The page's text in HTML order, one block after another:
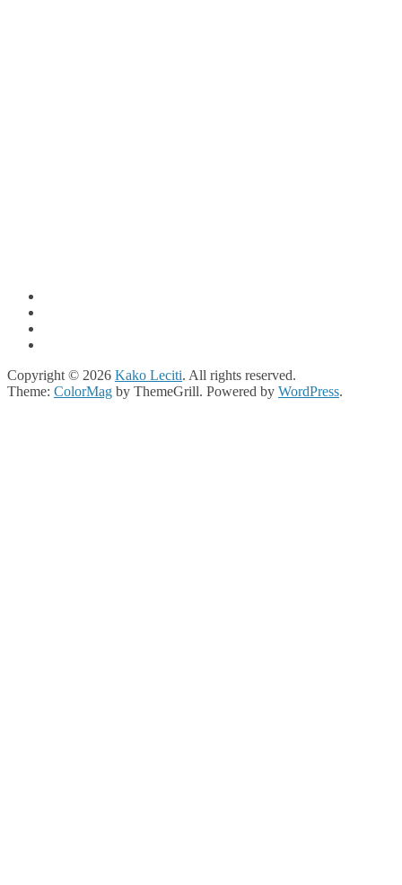
Copyright © 2026 Kako Leciti. All rights reserved.
Theme: ColorMag by ThemeGrill. Powered by WordPress.